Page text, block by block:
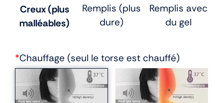
Creux (plus
malléables)
Remplis (plus
dure)
Remplis avec
du gel
*Chauffage (seul le torse est chauffé)